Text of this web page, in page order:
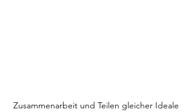
Zusammenarbeit und Teilen gleicher Ideale